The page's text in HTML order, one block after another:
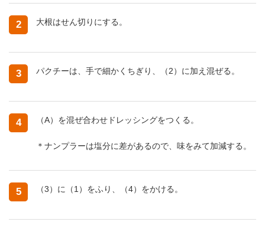
2 大根はせん切りにする。
3 パクチーは、手で細かくちぎり、（2）に加え混ぜる。
4 （A）を混ぜ合わせドレッシングをつくる。
＊ナンプラーは塩分に差があるので、味をみて加減する。
5 （3）に（1）をふり、（4）をかける。